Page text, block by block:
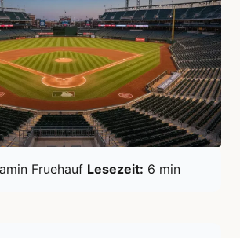
Fruehauf Lesezeit: 6 min